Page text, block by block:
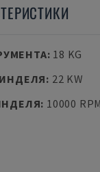
: 18 KG
: 22 KW
: 10000 RPM